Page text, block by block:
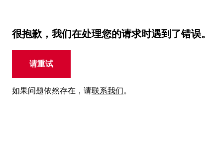
很抱歉，我们在处理您的请求时遇到了错误。
请重试
如果问题依然存在，请联系我们。